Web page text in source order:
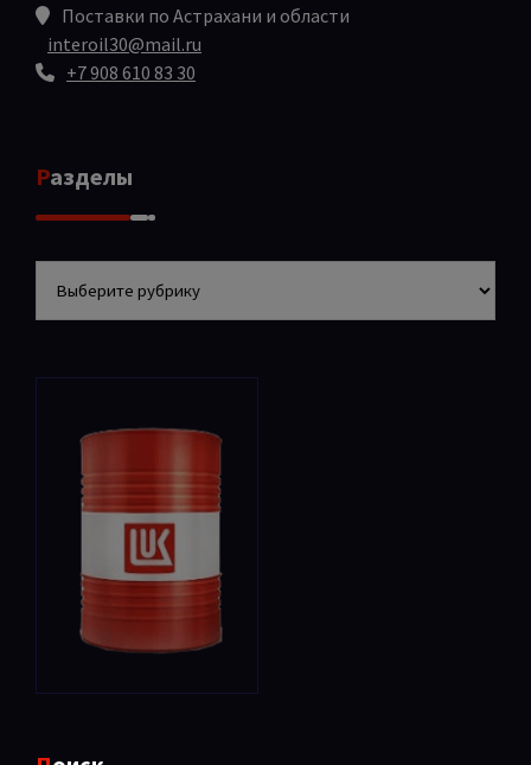
Поставки по Астрахани и области
interoil30@mail.ru
+7 908 610 83 30
Разделы